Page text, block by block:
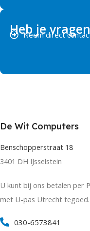
Heb je
Neem direct
De Wit Computers
Benschopperstraat 18
3401 DH IJsselstein
U kunt bij ons betalen per
met U-pas Utrecht tegoed.
030-6573841